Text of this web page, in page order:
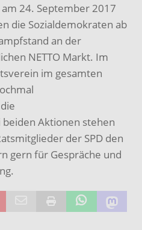
24. September 2017
die Sozialdemokraten ab
an der
NETTO Markt. Im
im gesamten
Aktionen stehen
der SPD den
gern für Gespräche und